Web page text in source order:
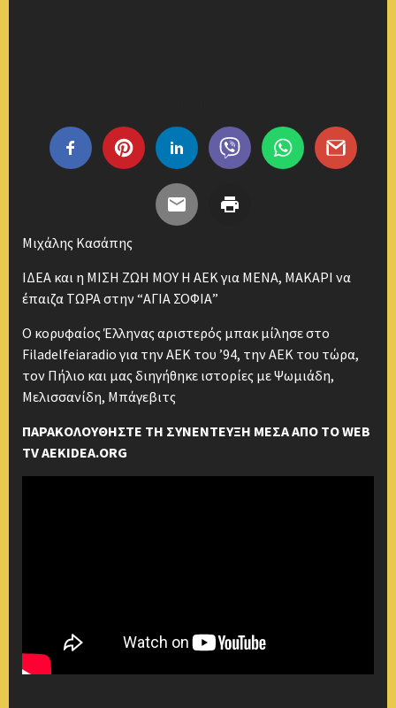
Μιχάλης Κασάπης
ΙΔΕΑ και η ΜΙΣΗ ΖΩΗ ΜΟΥ Η ΑΕΚ για ΜΕΝΑ, ΜΑΚΑΡΙ να
έπαιζα ΤΩΡΑ στην “ΑΓΙΑ ΣΟΦΙΑ”
Ο κορυφαίος Έλληνας αριστερός μπακ μίλησε στο
Filadelfeiaradio για την ΑΕΚ του ’94, την ΑΕΚ του τώρα,
τον Πήλιο και μας διηγήθηκε ιστορίες με Ψωμιάδη,
Μελισσανίδη, Μπάγεβιτς
ΠΑΡΑΚΟΛΟΥΘΗΣΤΕ ΤΗ ΣΥΝΕΝΤΕΥΞΗ ΜΕΣΑ ΑΠΟ ΤΟ WEB
TV AEKIDEA.ORG